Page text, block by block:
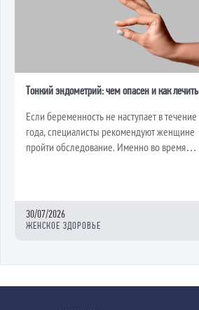
Тонкий эндометрий: чем опасен и как лечить
Если беременность не наступает в течение
года, специалисты рекомендуют женщине
пройти обследование. Именно во время
30/07/2026
ЖЕНСКОЕ ЗДОРОВЬЕ